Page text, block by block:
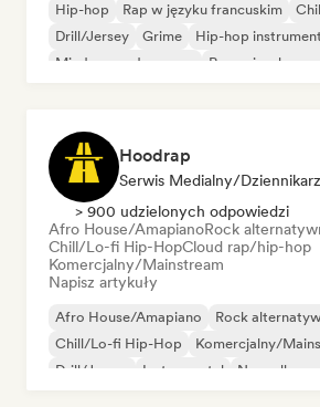
Hip-hop Rap w języku francuskim
Drill/Jersey
Grime
Hip-hop
Międzynarodowy rap
Rap w języku
Hoodrap
Serwis Medialny/Dziennikarz
> 900 udzielonych odpowiedzi
Afro House/AmapianoRock
Chill/Lo-fi Hip-HopCloud rap/hip-hop
Komercjalny/Mainstream
Napisz artykuły
Afro House/Amapiano
Rock
Chill/Lo-fi Hip-Hop
Komercjalny/
Drill/Jersey
Instrumental
Nouvelle